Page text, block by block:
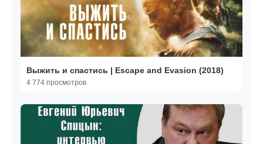
Выжить и спастись | Escape and Evasion (2018)
4 774 просмотров